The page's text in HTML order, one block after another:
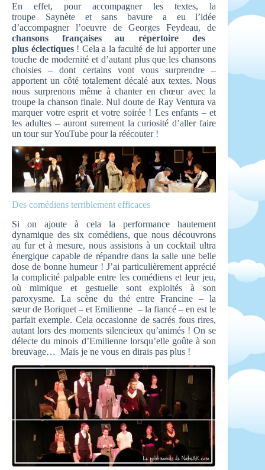
En effet, pour accompagner les textes, la
troupe Saynète et sans bavure a eu l’idée
d’accompagner l’oeuvre de Georges Feydeau, de
chansons françaises au répertoire des
plus éclectiques ! Cela a la faculté de lui apporter une
touche de modernité et d’autant plus que les chansons
choisies – dont certains vont vous surprendre –
apportent un côté totalement décalé aux textes. Nous
nous surprenons même à chanter en chœur avec la
troupe la chanson finale. Nul doute de Ray Ventura va
marquer votre esprit et votre soirée ! Les enfants – et
les adultes – auront surement la curiosité d’aller faire
un tour sur YouTube pour la réécouter !
Des comédiens terriblement efficaces
Si on ajoute à cela la performance hautement
dynamique des six comédiens, que nous découvrons
au fur et à mesure, nous assistons à un cocktail ultra
énergique capable de répandre dans la salle une belle
dose de bonne humeur ! J’ai particulièrement apprécié
la complicité palpable entre les comédiens et leur jeu,
où mimique et gestuelle sont exploités à son
paroxysme. La scène du thé entre Francine – la
sœur de Boriquet – et Emilienne – la fiancé – en est le
parfait exemple. Cela occasionne de sacrés fous rires,
autant lors des moments silencieux qu’animés ! On se
délecte du minois d’Emilienne lorsqu’elle goûte à son
breuvage… Mais je ne vous en dirais pas plus !